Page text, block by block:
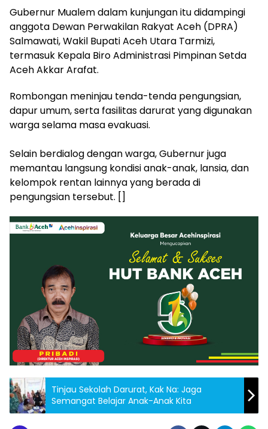
‎Gubernur Mualem dalam kunjungan itu didampingi
anggota Dewan Perwakilan Rakyat Aceh (DPRA)
Salmawati, Wakil Bupati Aceh Utara Tarmizi,
termasuk Kepala Biro Administrasi Pimpinan Setda
Aceh Akkar Arafat.
Rombongan meninjau tenda-tenda pengungsian,
dapur umum, serta fasilitas darurat yang digunakan
warga selama masa evakuasi.
‎Selain berdialog dengan warga, Gubernur juga
memantau langsung kondisi anak-anak, lansia, dan
kelompok rentan lainnya yang berada di
pengungsian tersebut. []
Tinjau Sekolah Darurat, Kak Na: Jaga
Semangat Belajar Anak-Anak Kita